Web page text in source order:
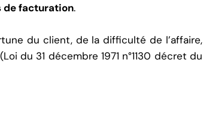
de facturation.
du client, de la difficulté de l’affaire,
du 31 décembre 1971 n°1130 décret du